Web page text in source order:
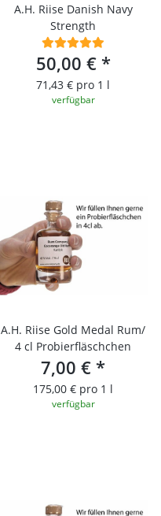
A.H. Riise Danish Navy
Strength
50,00 € *
71,43 € pro 1 l
verfügbar
A.H. Riise Gold Medal Rum/
4 cl Probierfläschchen
7,00 € *
175,00 € pro 1 l
verfügbar